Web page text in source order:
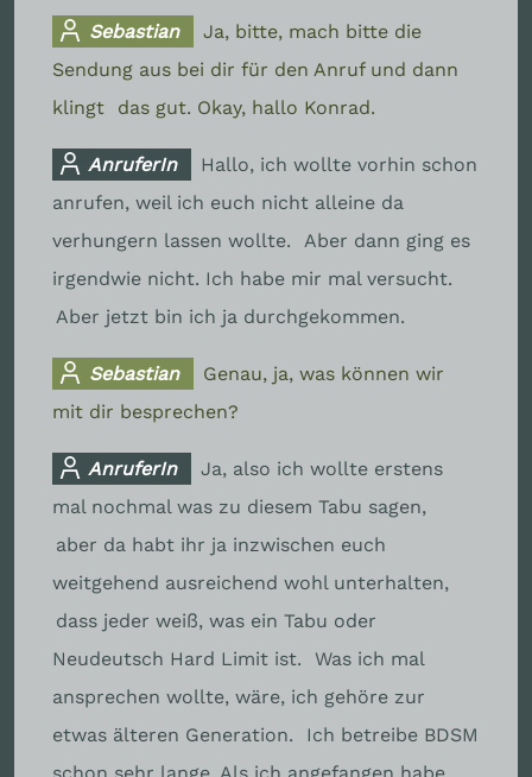
Sebastian
Ja, bitte, mach bitte die
Sendung aus bei dir für den Anruf und dann
klingt
das gut. Okay, hallo Konrad.
AnruferIn
Hallo, ich wollte vorhin schon
anrufen, weil ich euch nicht alleine da
verhungern lassen wollte.
Aber dann ging es
irgendwie nicht. Ich habe mir mal versucht.
Aber jetzt bin ich ja durchgekommen.
Sebastian
Genau, ja, was können wir
mit dir besprechen?
AnruferIn
Ja, also ich wollte erstens
mal nochmal was zu diesem Tabu sagen,
aber da habt ihr ja inzwischen euch
weitgehend ausreichend wohl unterhalten,
dass jeder weiß, was ein Tabu oder
Neudeutsch Hard Limit ist.
Was ich mal
ansprechen wollte, wäre, ich gehöre zur
etwas älteren Generation.
Ich betreibe BDSM